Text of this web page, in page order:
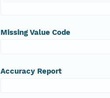
Missing Value Code
Accuracy Report